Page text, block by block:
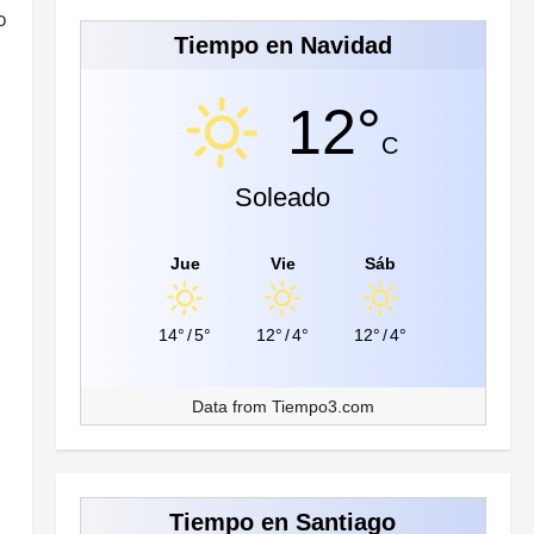
Tiempo en Navidad
12°C
Soleado
Jue
14° /5°
Vie
12° /4°
Sáb
12° /4°
Data from Tiempo3.com
Tiempo en Santiago